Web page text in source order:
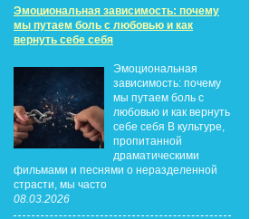
Эмоциональная зависимость: почему
мы путаем боль с любовью и как
вернуть себе себя
Эмоциональная
зависимость: почему
мы путаем боль с
любовью и как вернуть
себе себя В культуре,
пропитанной
драматическими
фильмами и песнями о неразделенной
страсти, мы часто
08.03.2026